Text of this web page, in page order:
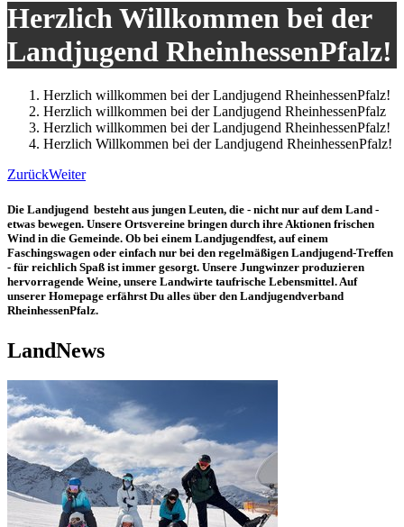
Herzlich Willkommen bei der
Landjugend RheinhessenPfalz!
Herzlich willkommen bei der Landjugend RheinhessenPfalz!
Herzlich willkommen bei der Landjugend RheinhessenPfalz
Herzlich willkommen bei der Landjugend RheinhessenPfalz!
Herzlich Willkommen bei der Landjugend RheinhessenPfalz!
ZurückWeiter
Die Landjugend besteht aus jungen Leuten, die - nicht nur auf dem Land -
etwas bewegen. Unsere Ortsvereine bringen durch ihre Aktionen frischen
Wind in die Gemeinde. Ob bei einem Landjugendfest, auf einem
Faschingswagen oder einfach nur bei den regelmäßigen Landjugend-Treffen
- für reichlich Spaß ist immer gesorgt. Unsere Jungwinzer produzieren
hervorragende Weine, unsere Landwirte taufrische Lebensmittel. Auf
unserer Homepage erfährst Du alles über den Landjugendverband
RheinhessenPfalz.
LandNews